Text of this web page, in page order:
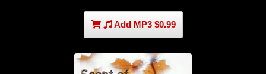
Add MP3 $0.99